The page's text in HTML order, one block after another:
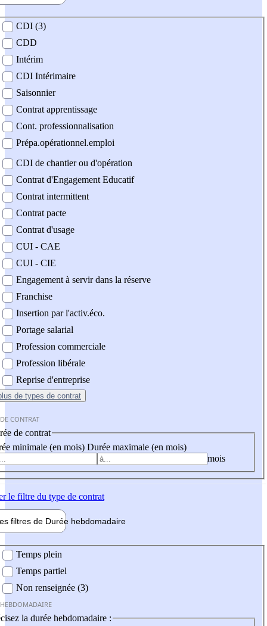
contrat
CDI (3)
CDD
Intérim
CDI Intérimaire
Saisonnier
Contrat apprentissage
Cont. professionnalisation
Prépa.opérationnel.emploi
CDI de chantier ou d'opération
Contrat d'Engagement Educatif
Contrat intermittent
Contrat pacte
Contrat d'usage
CUI - CAE
CUI - CIE
Engagement à servir dans la réserve
Franchise
Insertion par l'activ.éco.
Portage salarial
Profession commerciale
Profession libérale
Reprise d'entreprise
de types de contrat
CONTRAT
de contrat
minimale (en mois) Durée maximale (en mois)
mois
le filtre du type de contrat
filtres de Durée hebdomadaire
Temps plein
Temps partiel
Non renseignée (3)
la durée hebdomadaire :